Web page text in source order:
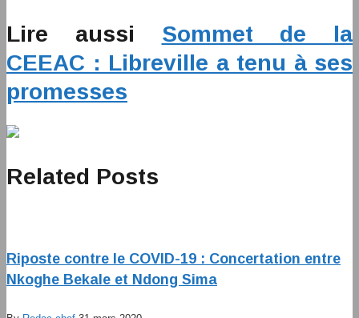
Lire aussi Sommet de la
CEEAC : Libreville a tenu à ses
promesses
Related Posts
Riposte contre le COVID-19 : Concertation entre
Nkoghe Bekale et Ndong Sima